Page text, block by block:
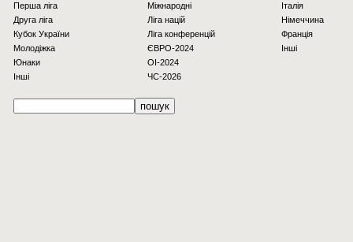
Перша ліга
Друга ліга
Кубок України
Молодіжка
Юнаки
Інші
Міжнародні
Ліга націй
Ліга конференцій
ЄВРО-2024
OI-2024
ЧС-2026
Італія
Німеччина
Франція
Інші